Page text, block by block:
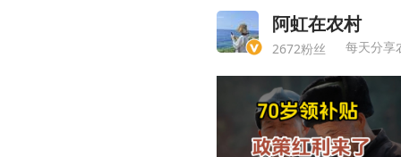
阿虹在农村
2672粉丝 每天分享